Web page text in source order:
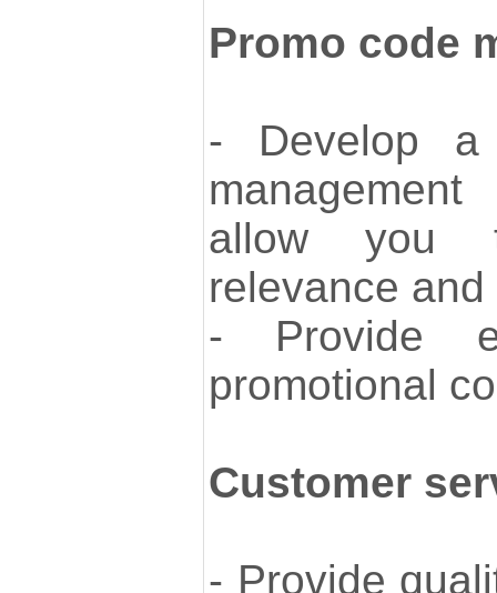
Promo code
- Develop a
allow you
relevance
- Provide
promotional
Customer
- Provide